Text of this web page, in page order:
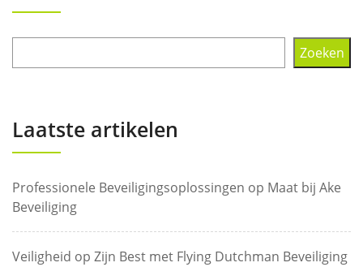
Zoeken
Laatste artikelen
Professionele Beveiligingsoplossingen op Maat bij Ake
Beveiliging
Veiligheid op Zijn Best met Flying Dutchman Beveiliging